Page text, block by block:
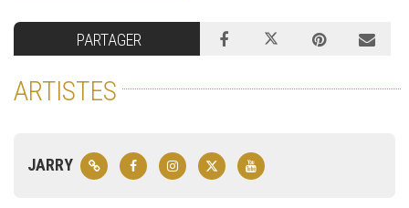
PARTAGER
ARTISTES
JARRY